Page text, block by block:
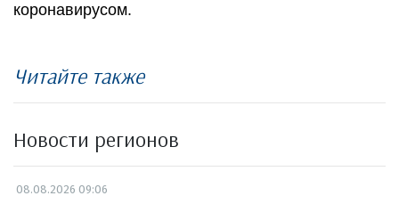
коронавирусом.
Читайте также
Новости регионов
08.08.2026 09:06